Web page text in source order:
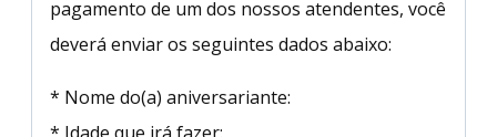
pagamento de um dos nossos atendentes, você
deverá enviar os seguintes dados abaixo:
* Nome do(a) aniversariante: